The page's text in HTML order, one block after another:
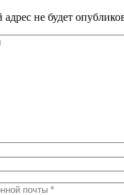
не будет